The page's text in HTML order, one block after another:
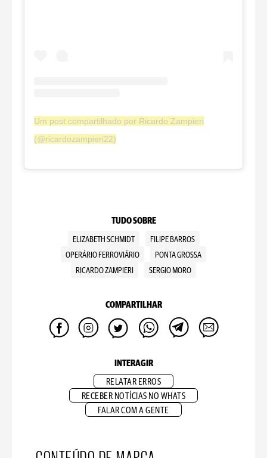
Um post compartilhado por Ricardo Zampieri
(@ricardozampieri22)
TUDO SOBRE
ELIZABETH SCHMIDT
FILIPE BARROS
OPERÁRIO FERROVIÁRIO
PONTA GROSSA
RICARDO ZAMPIERI
SERGIO MORO
COMPARTILHAR
INTERAGIR
RELATAR ERROS
RECEBER NOTÍCIAS NO WHATS
FALAR COM A GENTE